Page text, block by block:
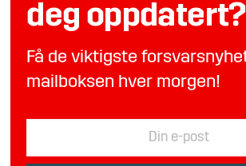
deg oppdatert?
Få de viktigste
mailboksen hver morgen!